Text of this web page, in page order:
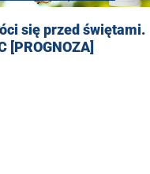
się przed świętami.
[PROGNOZA]